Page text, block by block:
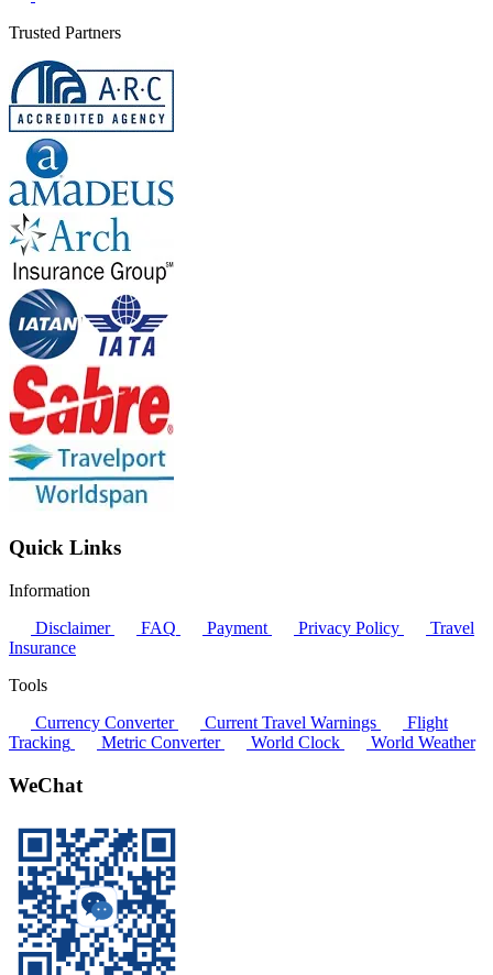
Trusted Partners
Quick Links
Information
Disclaimer
FAQ Payment Privacy Policy
Travel
Insurance
Tools
Currency Converter
Current Travel Warnings
Flight
Tracking
Metric Converter World Clock World Weather
WeChat